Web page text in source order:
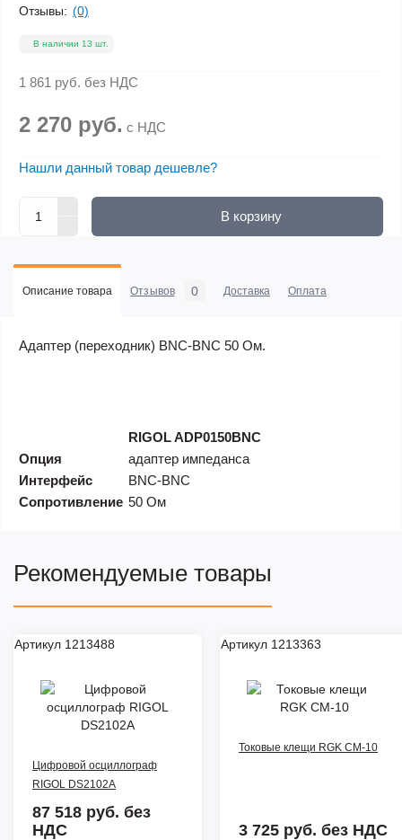
Отзывы: (0)
В наличии 13 шт.
1 861 руб. без НДС
2 270 руб. с НДС
Нашли данный товар дешевле?
В корзину
Описание товара Отзывов 0 Доставка Оплата
Адаптер (переходник) BNC-BNC 50 Ом.
RIGOL ADP0150BNC
Опция
адаптер импеданса
Интерфейс
BNC-BNC
Сопротивление 50 Ом
Рекомендуемые товары
Артикул 1213488
Цифровой осциллограф
RIGOL DS2102A
87 518 руб. без
НДС
Артикул 1213363
Токовые клещи RGK CM-10
3 725 руб. без НДС